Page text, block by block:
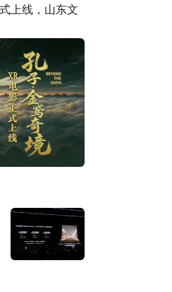
上线，山东文